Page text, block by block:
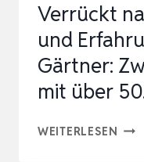
Verrückt
und
Gärtner:
mit über
WEITERLESEN